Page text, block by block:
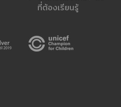
ที่ต้องเรียนรู้